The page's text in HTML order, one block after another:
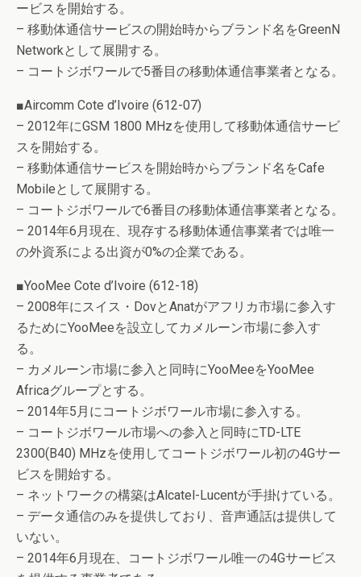
ービスを開始する。
– 移動体通信サービスの開始時からブランド名をGreenN
Networkとして展開する。
– コートジボワールで5番目の移動体通信事業者となる。
■Aircomm Cote d’Ivoire (612-07)
– 2012年にGSM 1800 MHzを使用して移動体通信サービ
スを開始する。
– 移動体通信サービスを開始時からブランド名をCafe
Mobileとして展開する。
– コートジボワールで6番目の移動体通信事業者となる。
– 2014年6月現在、現存する移動体通信事業者では唯一
の外資系による出資が0%の企業である。
■YooMee Cote d’Ivoire (612-18)
– 2008年にスイス・DovとAnatがアフリカ市場に参入す
るためにYooMeeを設立してカメルーン市場に参入す
る。
– カメルーン市場に参入と同時にYooMeeをYooMee
Africaグループとする。
– 2014年5月にコートジボワール市場に参入する。
– コートジボワール市場への参入と同時にTD-LTE
2300(B40) MHzを使用してコートジボワール初の4Gサー
ビスを開始する。
– ネットワークの構築はAlcatel-Lucentが手掛けている。
– データ通信のみを提供しており、音声通話は提供して
いない。
– 2014年6月現在、コートジボワール唯一の4Gサービス